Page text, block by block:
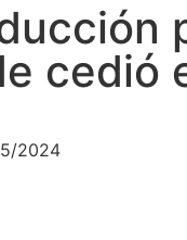
cedió
2024